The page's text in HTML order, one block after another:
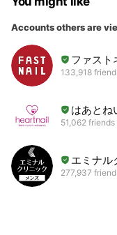
Accounts others are
ファスト
133,918
はあとね
51,062 friends
エミナル
277,937